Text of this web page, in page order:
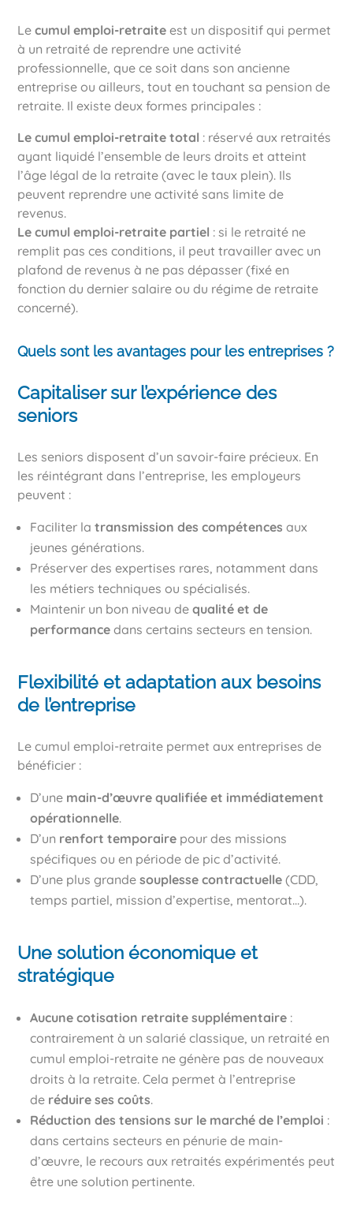
Lecumul emploi-retraite est un dispositif qui permet
à un retraité de reprendre une activité
professionnelle, que ce soit dans son ancienne
entreprise ou ailleurs, tout en touchant sa pension de
retraite. Il existe deux formes principales :
Le cumul emploi-retraite total : réservé aux retraités
ayant liquidé l’ensemble de leurs droits et atteint
l’âge légal de la retraite (avec le taux plein). Ils
peuvent reprendre une activité sans limite de
revenus.
Le cumul emploi-retraite partiel : si le retraité ne
remplit pas ces conditions, il peut travailler avec un
plafond de revenus à ne pas dépasser (fixé en
fonction du dernier salaire ou du régime de retraite
concerné).
Quels sont les avantages pour les entreprises ?
Capitaliser sur l’expérience des
seniors
Les seniors disposent d’un savoir-faire précieux. En
les réintégrant dans l’entreprise, les employeurs
peuvent :
Faciliter latransmission des compétences aux
jeunes générations.
Préserver des expertises rares, notamment dans
les métiers techniques ou spécialisés.
Maintenir un bon niveau dequalité et de
performance dans certains secteurs en tension.
Flexibilité et adaptation aux besoins
de l’entreprise
Le cumul emploi-retraite permet aux entreprises de
bénéficier :
D’une main-d’œuvre qualifiée et immédiatement
opérationnelle.
D’un renfort temporaire pour des missions
spécifiques ou en période de pic d’activité.
D’une plus grandesouplesse contractuelle (CDD,
temps partiel, mission d’expertise, mentorat…).
Une solution économique et
stratégique
Aucune cotisation retraite supplémentaire :
contrairement à un salarié classique, un retraité en
cumul emploi-retraite ne génère pas de nouveaux
droits à la retraite. Cela permet à l’entreprise
de réduire ses coûts.
Réduction des tensions sur le marché de l’emploi :
dans certains secteurs en pénurie de main-
d’œuvre, le recours aux retraités expérimentés peut
être une solution pertinente.